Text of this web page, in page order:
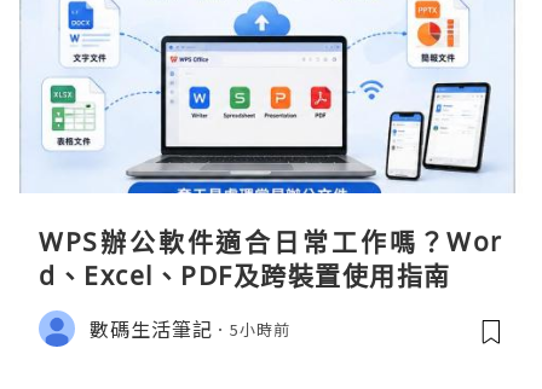
WPS辦公軟件適合日常工作嗎？Wor
d、Excel、PDF及跨裝置使用指南
數碼生活筆記 5小時前